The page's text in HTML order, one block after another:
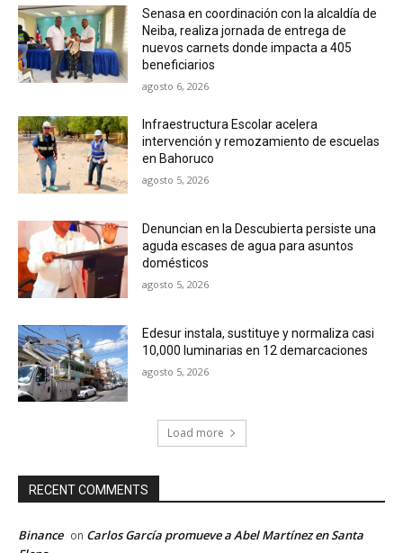
Senasa en coordinación con la alcaldía de
Neiba, realiza jornada de entrega de
nuevos carnets donde impacta a 405
beneficiarios
agosto 6, 2026
Infraestructura Escolar acelera
intervención y remozamiento de escuelas
en Bahoruco
agosto 5, 2026
Denuncian en la Descubierta persiste una
aguda escases de agua para asuntos
domésticos
agosto 5, 2026
Edesur instala, sustituye y normaliza casi
10,000 luminarias en 12 demarcaciones
agosto 5, 2026
Load more
RECENT COMMENTS
Binance on Carlos García promueve a Abel Martínez en Santa